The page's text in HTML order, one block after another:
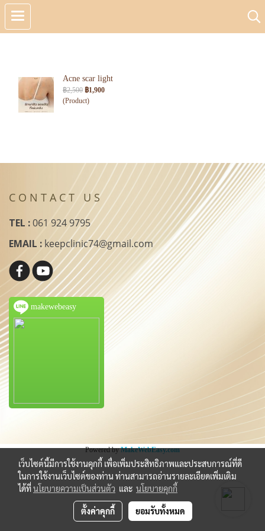
Acne scar light
฿2,500 ฿1,900
(Product)
C O N T A C T U S
TEL :061 924 9795
EMAIL : keepclinic74@gmail.com
makewebeasy
Powered byMakeWebEasy.com
เว็บไซต์นี้มีการใช้งานคุกกี้ เพื่อเพิ่มประสิทธิภาพและประสบการณ์ที่ดี
ในการใช้งานเว็บไซต์ของท่าน ท่านสามารถอ่านรายละเอียดเพิ่มเติม
ได้ที่นโยบายความเป็นส่วนตัว และ นโยบายคุกกี้
ตั้งค่าคุกกี้ ยอมรับทั้งหมด